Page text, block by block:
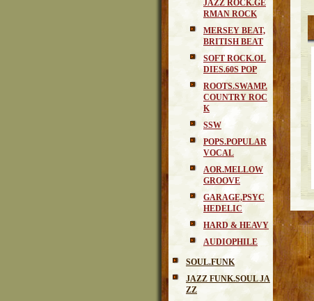
JAZZ ROCK.GE
RMAN ROCK
MERSEY BEAT,
BRITISH BEAT
SOFT ROCK.OL
DIES.60S POP
ROOTS.SWAMP.
COUNTRY ROC
K
SSW
POPS.POPULAR
VOCAL
AOR.MELLOW
GROOVE
GARAGE,PSYC
HEDELIC
HARD & HEAVY
AUDIOPHILE
SOUL.FUNK
JAZZ FUNK.SOUL JA
ZZ